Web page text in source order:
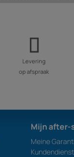
Levering
op afspraak
Mijn after-
Meine